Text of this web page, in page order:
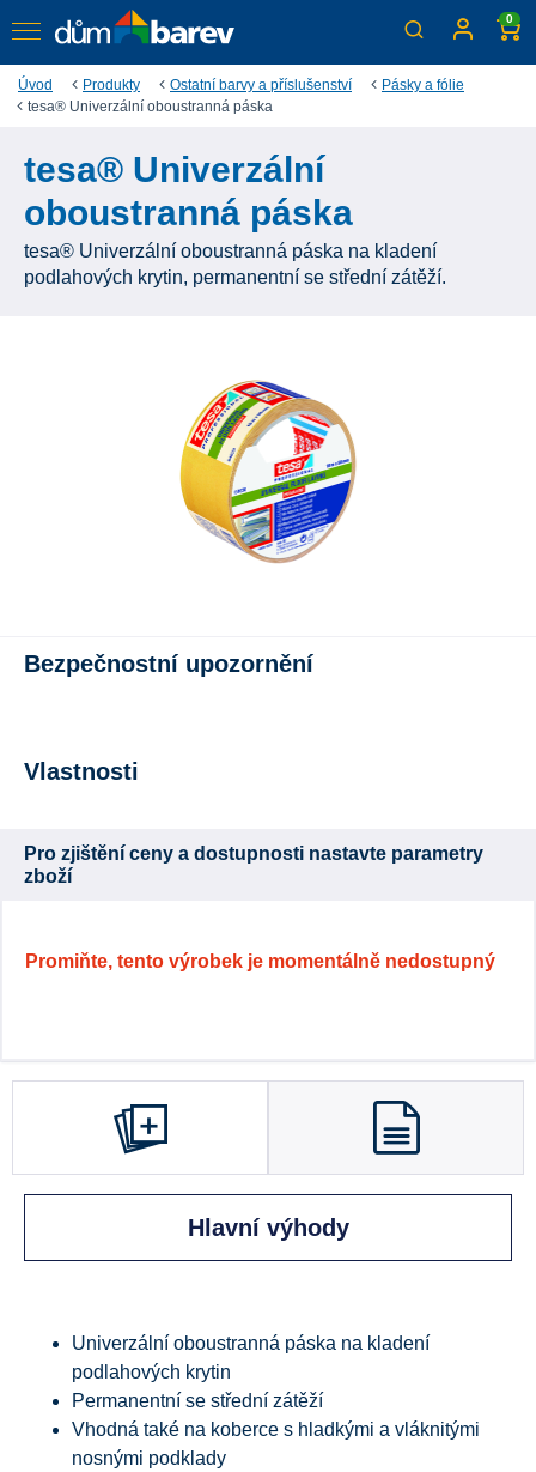
0
Úvod Produkty Ostatní barvy a příslušenství
Pásky a fólie
tesa® Univerzální oboustranná páska
tesa® Univerzální
oboustranná páska
tesa® Univerzální oboustranná páska na kladení
podlahových krytin, permanentní se střední zátěží.
Bezpečnostní upozornění
Vlastnosti
Pro zjištění ceny a dostupnosti nastavte parametry
zboží
Promiňte, tento výrobek je momentálně nedostupný
Hlavní výhody
Univerzální oboustranná páska na kladení
podlahových krytin
Permanentní se střední zátěží
Vhodná také na koberce s hladkými a vláknitými
nosnými podklady